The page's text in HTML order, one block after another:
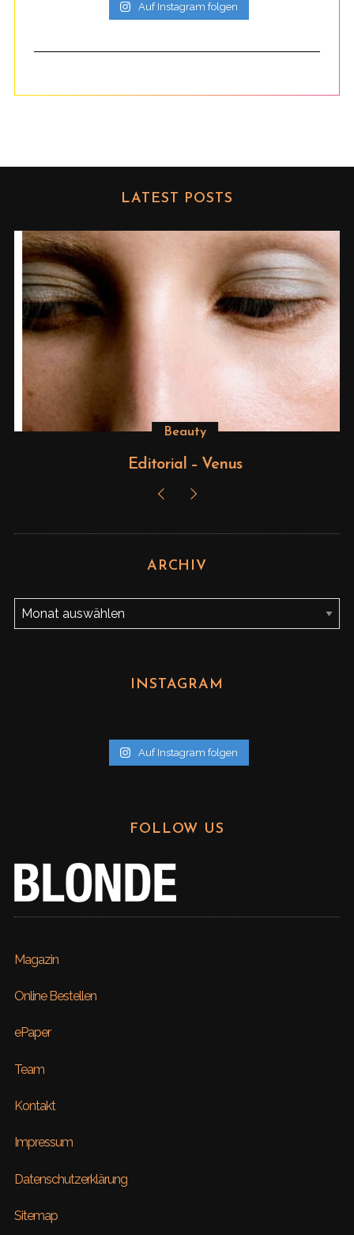
Auf Instagram folgen
LATEST POSTS
Beauty
Editorial – Venus
ARCHIV
A
r
INSTAGRAM
Auf Instagram folgen
FOLLOW US
Magazin
Online Bestellen
ePaper
Team
Kontakt
Impressum
Datenschutzerklärung
Sitemap